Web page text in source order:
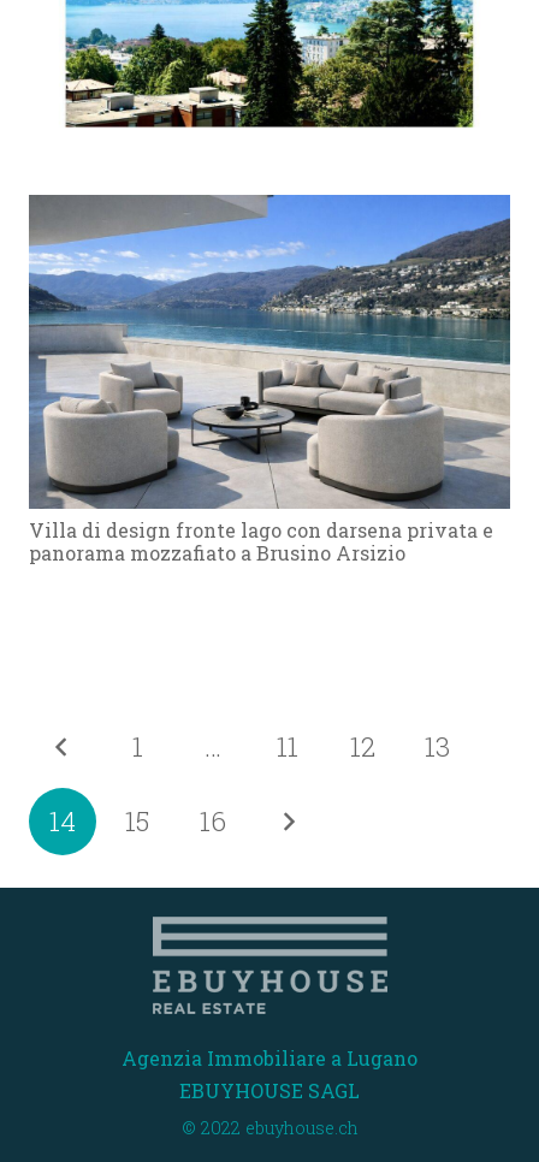
Villa di design fronte lago con darsena privata e
panorama mozzafiato a Brusino Arsizio
1 … 11 12 13
14 15 16
Agenzia Immobiliare a Lugano
EBUYHOUSE SAGL
© 2022 ebuyhouse.ch